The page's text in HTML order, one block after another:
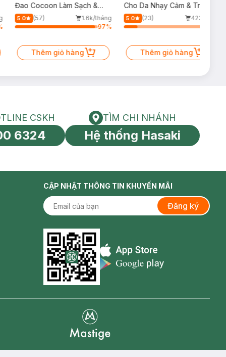
Đao Cocoon Làm Sạch &
Giảm Dầu 500ml
5.0 (57)
1.6k/tháng
97%
Thêm giỏ hàng
Cho Da Nhạy Cảm & Trẻ Em
60ml (Mới)
5.0 (23)
423/tháng
Thêm giỏ hàng
toàn cầu
HOTLINE CSKH
CSKH
6324
Tìm chi nhánh
TÌM CHI NHÁNH
Hệ thống Hasaki
CẬP NHẬT THÔNG TIN KHUYẾN MÃI
Đăng ký
Appstore icon